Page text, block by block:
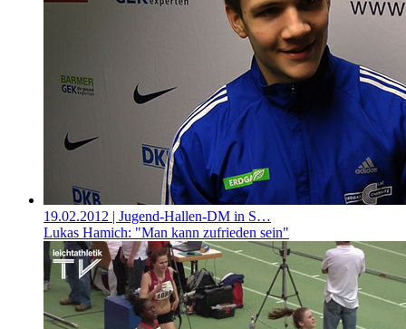
19.02.2012 | Jugend-Hallen-DM in S…
Lukas Hamich: "Man kann zufrieden sein"